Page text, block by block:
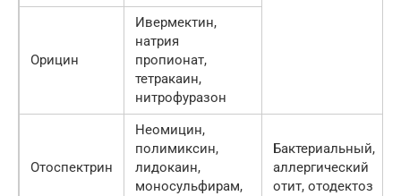
Орицин
Ивермектин,
натрия
пропионат,
тетракаин,
нитрофуразон
Отоспектрин
Неомицин,
полимиксин,
лидокаин,
моносульфирам,
Бактериальный,
аллергический
отит, отодектоз